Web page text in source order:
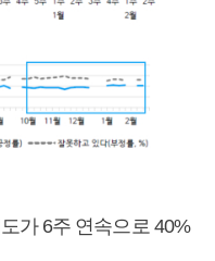
가 6주 연속으로 40%